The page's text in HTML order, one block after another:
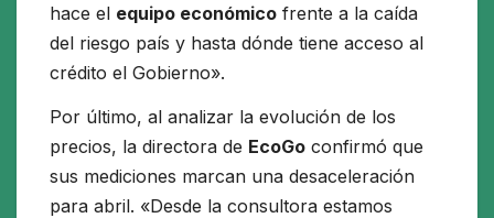
hace el equipo económico frente a la caída
del riesgo país y hasta dónde tiene acceso al
crédito el Gobierno».
Por último, al analizar la evolución de los
precios, la directora de EcoGo confirmó que
sus mediciones marcan una desaceleración
para abril. «Desde la consultora estamos